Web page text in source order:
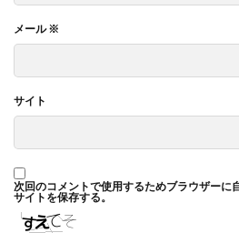
メール※
サイト
次回のコメントで使用するためブラウザーに
サイトを保存する。